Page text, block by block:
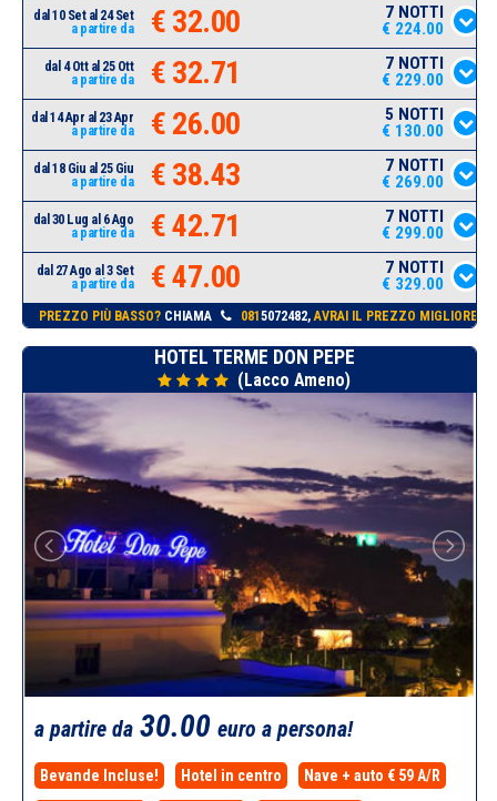
dal 10 Set al 24 Set
a partire da
€ 32.00
7 NOTTI
€ 224.00
dal 4 Ott al 25 Ott
a partire da
€ 32.71
7 NOTTI
€ 229.00
dal 14 Apr al 23 Apr
a partire da
€ 26.00
5 NOTTI
€ 130.00
dal 18 Giu al 25 Giu
a partire da
€ 38.43
7 NOTTI
€ 269.00
dal 30 Lug al 6 Ago
a partire da
€ 42.71
7 NOTTI
€ 299.00
dal 27 Ago al 3 Set
a partire da
€ 47.00
7 NOTTI
€ 329.00
PREZZO PIÙ BASSO?CHIAMA 0815072482, AVRAI IL PREZZO MIGLIORE!
HOTEL TERME DON PEPE
(Lacco Ameno)
a partire da 30.00 euro a persona!
Bevande Incluse! Hotel in centro Nave + auto € 59 A/R